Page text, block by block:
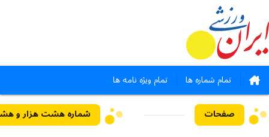
تمام شماره ها تمام ویژه نامه ها
صفحات